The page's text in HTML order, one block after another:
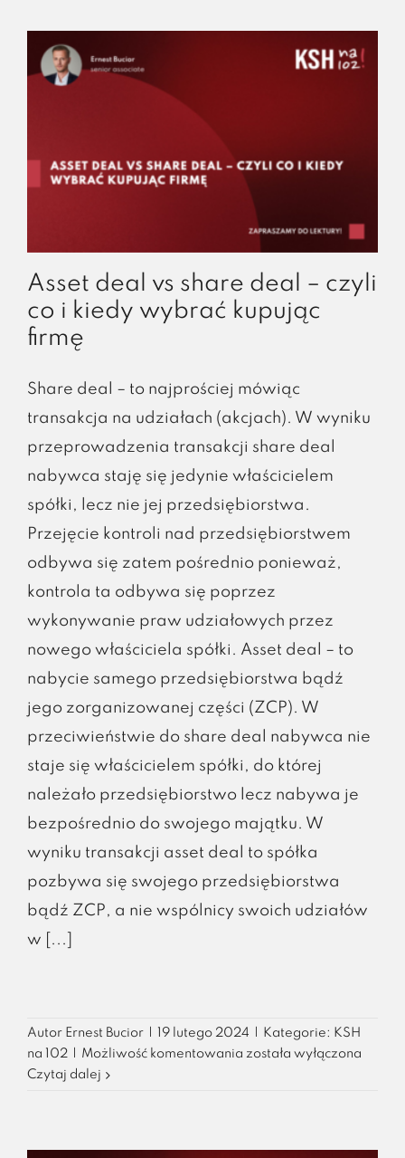
Asset deal vs share deal – czyli
co i kiedy wybrać kupując
firmę
Share deal – to najprościej mówiąc
transakcja na udziałach (akcjach). W wyniku
przeprowadzenia transakcji share deal
nabywca staję się jedynie właścicielem
spółki, lecz nie jej przedsiębiorstwa.
Przejęcie kontroli nad przedsiębiorstwem
odbywa się zatem pośrednio ponieważ,
kontrola ta odbywa się poprzez
wykonywanie praw udziałowych przez
nowego właściciela spółki. Asset deal – to
nabycie samego przedsiębiorstwa bądź
jego zorganizowanej części (ZCP). W
przeciwieństwie do share deal nabywca nie
staje się właścicielem spółki, do której
należało przedsiębiorstwo lecz nabywa je
bezpośrednio do swojego majątku. W
wyniku transakcji asset deal to spółka
pozbywa się swojego przedsiębiorstwa
bądź ZCP, a nie wspólnicy swoich udziałów
w [...]
Autor Ernest Bucior 19 lutego 2024 Kategorie: KSH
na 102
Możliwość komentowania Asset
została wyłączona
Czytaj dalej